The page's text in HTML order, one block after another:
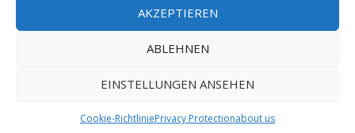
AKZEPTIEREN
ABLEHNEN
EINSTELLUNGEN ANSEHEN
Cookie-RichtliniePrivacy Protectionabout us
Diese Website verwendet Akismet, um
deine Kommentardaten verarbeitet
werden.